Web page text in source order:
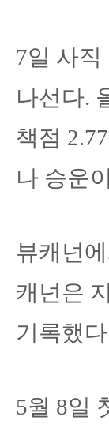
7일 사
나선다.
책점
나 승운
뷰캐넌
캐넌은
기록했
5월 8일